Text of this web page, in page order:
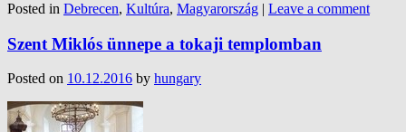
Posted in Debrecen, Kultúra, Magyarország | Leave a comment
Szent Miklós ünnepe a tokaji templomban
Posted on 10.12.2016 by hungary